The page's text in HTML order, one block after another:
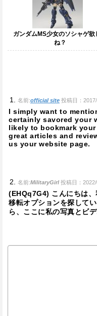
ガンダムMS少女のソシャゲ欲
ね？
名前:official site 投稿日：
I simply want to
certainly savored your
likely to bookmark
great articles and
us your website page.
名前:MilitaryGirl 投稿日：
(EHQq7G4) こんにちは
移転オプションを探して
ら、ここに私の写真とビ